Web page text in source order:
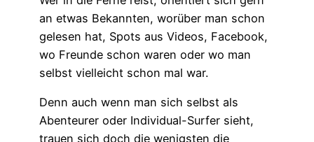
an etwas Bekannten, worüber man schon
gelesen hat, Spots aus Videos, Facebook,
wo Freunde schon waren oder wo man
selbst vielleicht schon mal war.
Denn auch wenn man sich selbst als
Abenteurer oder Individual-Surfer sieht,
trauen sich doch die wenigsten die